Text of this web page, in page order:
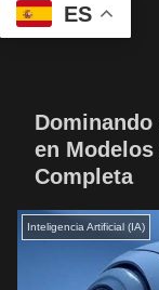
ES
en
Completa
Inteligencia Artificial (IA)